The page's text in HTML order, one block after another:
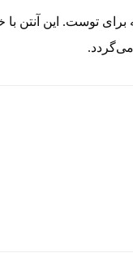
توست. این آنتن با